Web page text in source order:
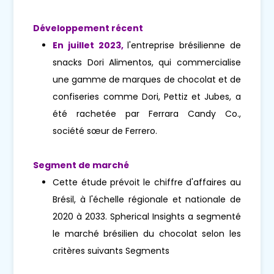
Développement récent
En juillet 2023,l'entreprise brésilienne de
snacks Dori Alimentos, qui commercialise
une gamme de marques de chocolat et de
confiseries comme Dori, Pettiz et Jubes, a
été rachetée par Ferrara Candy Co.,
société sœur de Ferrero.
Segment de marché
Cette étude prévoit le chiffre d'affaires au
Brésil, à l'échelle régionale et nationale de
2020 à 2033. Spherical Insights a segmenté
le marché brésilien du chocolat selon les
critères suivants Segments